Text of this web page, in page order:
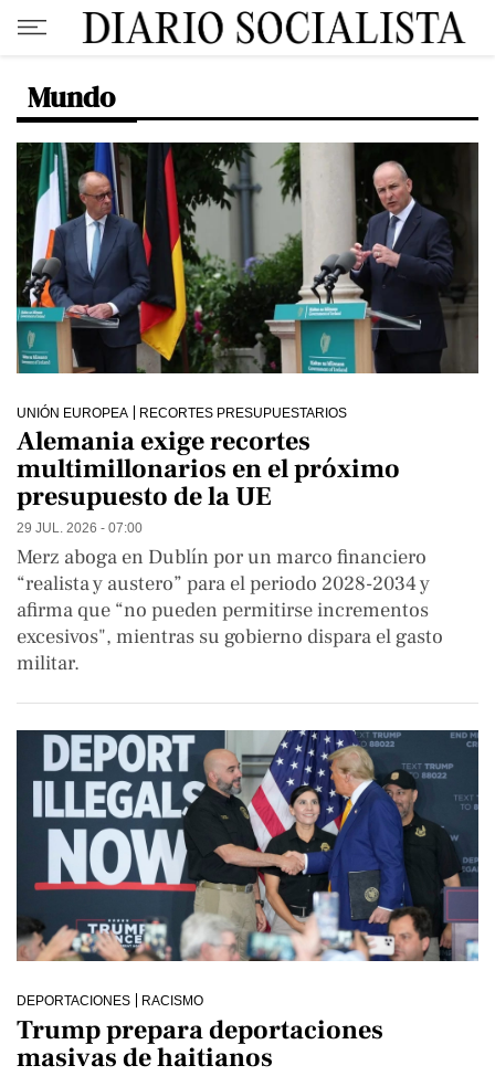
Mundo
UNIÓN EUROPEA RECORTES PRESUPUESTARIOS
Alemania exige recortes
multimillonarios en el próximo
presupuesto de la UE
29 JUL. 2026 - 07:00
Merz aboga en Dublín por un marco financiero
“realista y austero” para el periodo 2028-2034 y
afirma que “no pueden permitirse incrementos
excesivos", mientras su gobierno dispara el gasto
militar.
DEPORTACIONES RACISMO
Trump prepara deportaciones
masivas de haitianos